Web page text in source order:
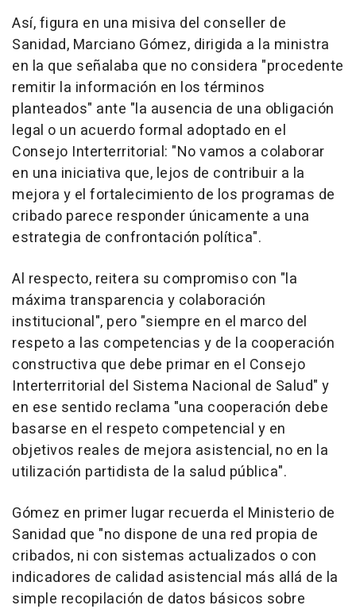
Así, figura en una misiva del conseller de
Sanidad, Marciano Gómez, dirigida a la ministra
en la que señalaba que no considera "procedente
remitir la información en los términos
planteados" ante "la ausencia de una obligación
legal o un acuerdo formal adoptado en el
Consejo Interterritorial: "No vamos a colaborar
en una iniciativa que, lejos de contribuir a la
mejora y el fortalecimiento de los programas de
cribado parece responder únicamente a una
estrategia de confrontación política".
Al respecto, reitera su compromiso con "la
máxima transparencia y colaboración
institucional", pero "siempre en el marco del
respeto a las competencias y de la cooperación
constructiva que debe primar en el Consejo
Interterritorial del Sistema Nacional de Salud" y
en ese sentido reclama "una cooperación debe
basarse en el respeto competencial y en
objetivos reales de mejora asistencial, no en la
utilización partidista de la salud pública".
Gómez en primer lugar recuerda el Ministerio de
Sanidad que "no dispone de una red propia de
cribados, ni con sistemas actualizados o con
indicadores de calidad asistencial más allá de la
simple recopilación de datos básicos sobre